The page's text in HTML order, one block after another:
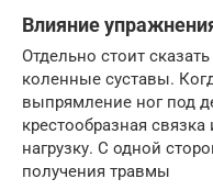
Влияние
Отдельно стоит
коленные суставы.
выпрямление ног под
крестообразная
нагрузку. С одной
получения травмы